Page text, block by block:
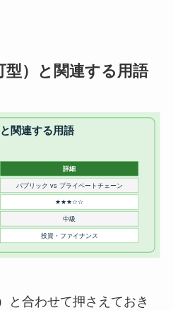
型）と関連する用語
と合わせて押さえておき